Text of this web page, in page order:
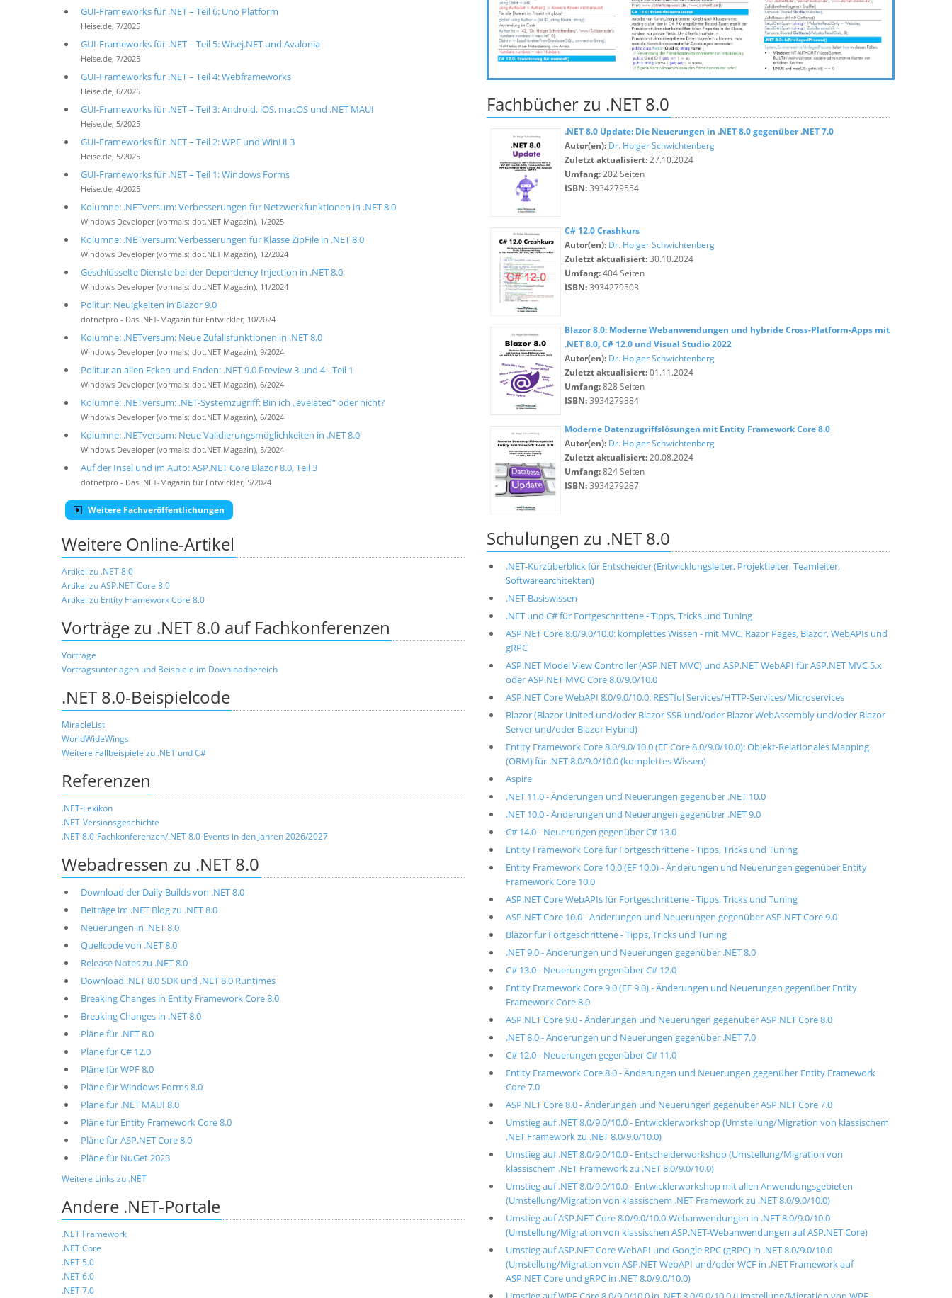
GUI-Frameworks für .NET – Teil 6: Uno Platform
Heise.de, 7/2025
GUI-Frameworks für .NET – Teil 5: Wisej.NET und Avalonia
Heise.de, 7/2025
GUI-Frameworks für .NET – Teil 4: Webframeworks
Heise.de, 6/2025
GUI-Frameworks für .NET – Teil 3: Android, iOS, macOS und .NET MAUI
Heise.de, 5/2025
GUI-Frameworks für .NET – Teil 2: WPF und WinUI 3
Heise.de, 5/2025
GUI-Frameworks für .NET – Teil 1: Windows Forms
Heise.de, 4/2025
Kolumne: .NETversum: Verbesserungen für Netzwerkfunktionen in .NET 8.0
Windows Developer (vormals: dot.NET Magazin), 1/2025
Kolumne: .NETversum: Verbesserungen für Klasse ZipFile in .NET 8.0
Windows Developer (vormals: dot.NET Magazin), 12/2024
Geschlüsselte Dienste bei der Dependency Injection in .NET 8.0
Windows Developer (vormals: dot.NET Magazin), 11/2024
Politur: Neuigkeiten in Blazor 9.0
dotnetpro - Das .NET-Magazin für Entwickler, 10/2024
Kolumne: .NETversum: Neue Zufallsfunktionen in .NET 8.0
Windows Developer (vormals: dot.NET Magazin), 9/2024
Politur an allen Ecken und Enden: .NET 9.0 Preview 3 und 4 - Teil 1
Windows Developer (vormals: dot.NET Magazin), 6/2024
Kolumne: .NETversum: .NET-Systemzugriff: Bin ich „evelated“ oder nicht?
Windows Developer (vormals: dot.NET Magazin), 6/2024
Kolumne: .NETversum: Neue Validierungsmöglichkeiten in .NET 8.0
Windows Developer (vormals: dot.NET Magazin), 5/2024
Auf der Insel und im Auto: ASP.NET Core Blazor 8.0, Teil 3
dotnetpro - Das .NET-Magazin für Entwickler, 5/2024
Weitere Fachveröffentlichungen
Weitere Online-Artikel
Artikel zu .NET 8.0
Artikel zu ASP.NET Core 8.0
Artikel zu Entity Framework Core 8.0
Vorträge zu .NET 8.0 auf Fachkonferenzen
Vorträge
Vortragsunterlagen und Beispiele im Downloadbereich
.NET 8.0-Beispielcode
MiracleList
WorldWideWings
Weitere Fallbeispiele zu .NET und C#
Referenzen
.NET-Lexikon
.NET-Versionsgeschichte
.NET 8.0-Fachkonferenzen/.NET 8.0-Events in den Jahren 2026/2027
Webadressen zu .NET 8.0
Download der Daily Builds von .NET 8.0
Beiträge im .NET Blog zu .NET 8.0
Neuerungen in .NET 8.0
Quellcode von .NET 8.0
Release Notes zu .NET 8.0
Download .NET 8.0 SDK und .NET 8.0 Runtimes
Breaking Changes in Entity Framework Core 8.0
Breaking Changes in .NET 8.0
Pläne für .NET 8.0
Pläne für C# 12.0
Pläne für WPF 8.0
Pläne für Windows Forms 8.0
Pläne für .NET MAUI 8.0
Pläne für Entity Framework Core 8.0
Pläne für ASP.NET Core 8.0
Pläne für NuGet 2023
Weitere Links zu .NET
Andere .NET-Portale
.NET Framework
.NET Core
.NET 5.0
.NET 6.0
.NET 7.0
Fachbücher zu .NET 8.0
.NET 8.0 Update: Die Neuerungen in .NET 8.0 gegenüber .NET 7.0
Autor(en): Dr. Holger Schwichtenberg
Zuletzt aktualisiert:27.10.2024
Umfang:202 Seiten
ISBN:3934279554
C# 12.0 Crashkurs
Autor(en): Dr. Holger Schwichtenberg
Zuletzt aktualisiert:30.10.2024
Umfang:404 Seiten
ISBN:3934279503
Blazor 8.0: Moderne Webanwendungen und hybride Cross-Platform-Apps mit
.NET 8.0, C# 12.0 und Visual Studio 2022
Autor(en): Dr. Holger Schwichtenberg
Zuletzt aktualisiert:01.11.2024
Umfang:828 Seiten
ISBN:3934279384
Moderne Datenzugriffslösungen mit Entity Framework Core 8.0
Autor(en): Dr. Holger Schwichtenberg
Zuletzt aktualisiert:20.08.2024
Umfang:824 Seiten
ISBN:3934279287
Schulungen zu .NET 8.0
.NET-Kurzüberblick für Entscheider (Entwicklungsleiter, Projektleiter, Teamleiter,
Softwarearchitekten)
.NET-Basiswissen
.NET und C# für Fortgeschrittene - Tipps, Tricks und Tuning
ASP.NET Core 8.0/9.0/10.0: komplettes Wissen - mit MVC, Razor Pages, Blazor, WebAPIs und
gRPC
ASP.NET Model View Controller (ASP.NET MVC) und ASP.NET WebAPI für ASP.NET MVC 5.x
oder ASP.NET MVC Core 8.0/9.0/10.0
ASP.NET Core WebAPI 8.0/9.0/10.0: RESTful Services/HTTP-Services/Microservices
Blazor (Blazor United und/oder Blazor SSR und/oder Blazor WebAssembly und/oder Blazor
Server und/oder Blazor Hybrid)
Entity Framework Core 8.0/9.0/10.0 (EF Core 8.0/9.0/10.0): Objekt-Relationales Mapping
(ORM) für .NET 8.0/9.0/10.0 (komplettes Wissen)
Aspire
.NET 11.0 - Änderungen und Neuerungen gegenüber .NET 10.0
.NET 10.0 - Änderungen und Neuerungen gegenüber .NET 9.0
C# 14.0 - Neuerungen gegenüber C# 13.0
Entity Framework Core für Fortgeschrittene - Tipps, Tricks und Tuning
Entity Framework Core 10.0 (EF 10.0) - Änderungen und Neuerungen gegenüber Entity
Framework Core 10.0
ASP.NET Core WebAPIs für Fortgeschrittene - Tipps, Tricks und Tuning
ASP.NET Core 10.0 - Änderungen und Neuerungen gegenüber ASP.NET Core 9.0
Blazor für Fortgeschrittene - Tipps, Tricks und Tuning
.NET 9.0 - Änderungen und Neuerungen gegenüber .NET 8.0
C# 13.0 - Neuerungen gegenüber C# 12.0
Entity Framework Core 9.0 (EF 9.0) - Änderungen und Neuerungen gegenüber Entity
Framework Core 8.0
ASP.NET Core 9.0 - Änderungen und Neuerungen gegenüber ASP.NET Core 8.0
.NET 8.0 - Änderungen und Neuerungen gegenüber .NET 7.0
C# 12.0 - Neuerungen gegenüber C# 11.0
Entity Framework Core 8.0 - Änderungen und Neuerungen gegenüber Entity Framework
Core 7.0
ASP.NET Core 8.0 - Änderungen und Neuerungen gegenüber ASP.NET Core 7.0
Umstieg auf .NET 8.0/9.0/10.0 - Entwicklerworkshop (Umstellung/Migration von klassischem
.NET Framework zu .NET 8.0/9.0/10.0)
Umstieg auf .NET 8.0/9.0/10.0 - Entscheiderworkshop (Umstellung/Migration von
klassischem .NET Framework zu .NET 8.0/9.0/10.0)
Umstieg auf .NET 8.0/9.0/10.0 - Entwicklerworkshop mit allen Anwendungsgebieten
(Umstellung/Migration von klassischem .NET Framework zu .NET 8.0/9.0/10.0)
Umstieg auf ASP.NET Core 8.0/9.0/10.0-Webanwendungen in .NET 8.0/9.0/10.0
(Umstellung/Migration von klassischen ASP.NET-Webanwendungen auf ASP.NET Core)
Umstieg auf ASP.NET Core WebAPI und Google RPC (gRPC) in .NET 8.0/9.0/10.0
(Umstellung/Migration von ASP.NET WebAPI und/oder WCF in .NET Framework auf
ASP.NET Core und gRPC in .NET 8.0/9.0/10.0)